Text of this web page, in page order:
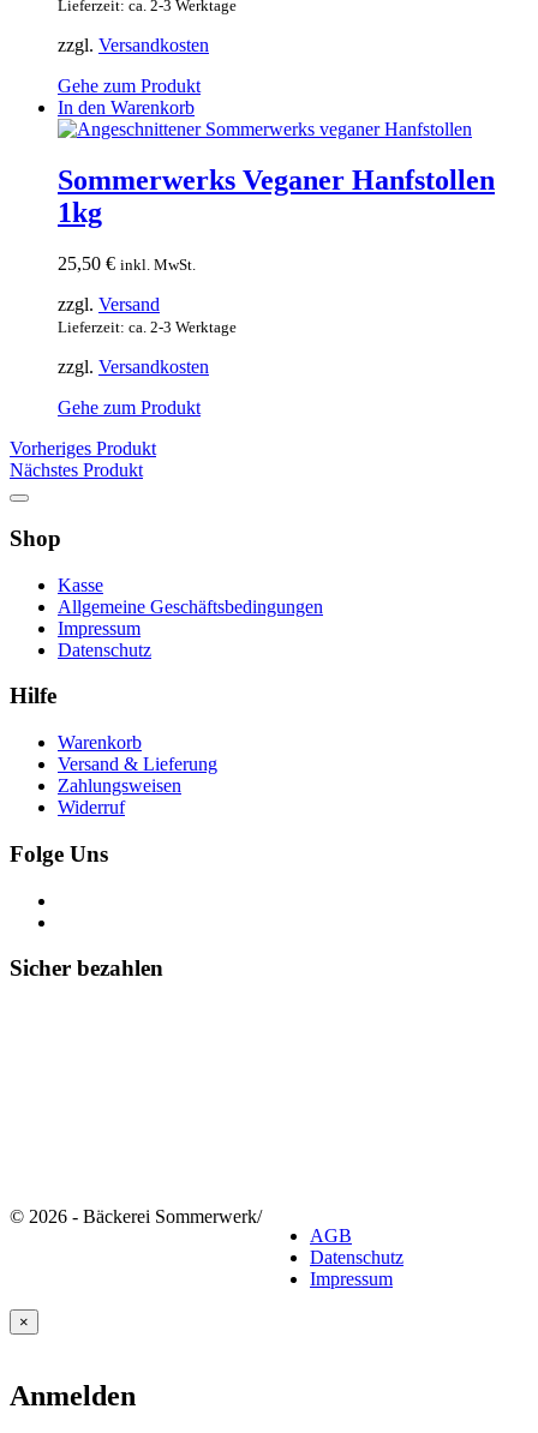
Lieferzeit: ca. 2-3 Werktage
zzgl. Versandkosten
Gehe zum Produkt
In den Warenkorb
Sommerwerks Veganer Hanfstollen
1kg
25,50 € inkl. MwSt.
zzgl. Versand
Lieferzeit: ca. 2-3 Werktage
zzgl. Versandkosten
Gehe zum Produkt
Vorheriges Produkt
Nächstes Produkt
Shop
Kasse
Allgemeine Geschäftsbedingungen
Impressum
Datenschutz
Hilfe
Warenkorb
Versand & Lieferung
Zahlungsweisen
Widerruf
Folge Uns
Sicher bezahlen
© 2026 - Bäckerei Sommerwerk/
AGB
Datenschutz
Impressum
×
Anmelden